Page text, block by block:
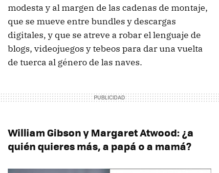
modesta y al margen de las cadenas de montaje,
que se mueve entre bundles y descargas
digitales, y que se atreve a robar el lenguaje de
blogs, videojuegos y tebeos para dar una vuelta
de tuerca al género de las naves.
William Gibson y Margaret Atwood: ¿a
quién quieres más, a papá o a mamá?